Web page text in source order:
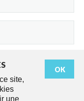
OK
site,
une